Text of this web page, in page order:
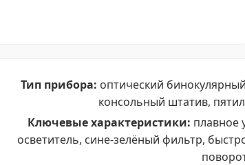
Тип прибора: оптический
консольный штатив,
Ключевые характеристики: плавное
осветитель, сине-зелёный фильтр,